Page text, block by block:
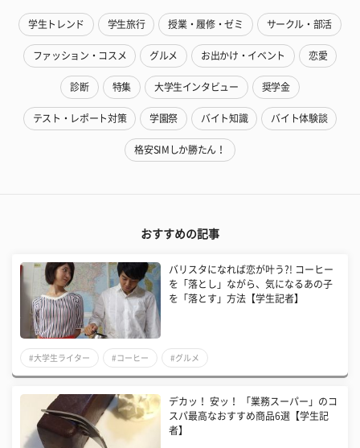
学生トレンド 学生旅行 授業・履修・ゼミ サークル・部活
ファッション・コスメ グルメ お出かけ・イベント 恋愛
診断 特集 大学生インタビュー 奨学金
テスト・レポート対策 学園祭 バイト知識 バイト体験談
格安SIMしか勝たん！
おすすめの記事
バリスタになれば恋が叶う?! コーヒー
を「落とし」ながら、気になるあの子
を「落とす」方法【学生記者】
#大学生ライター #コーヒー #グルメ
デカッ！ 安ッ！ 「業務スーパー」のコ
スパ最高なおすすめ商品6選【学生記
者】